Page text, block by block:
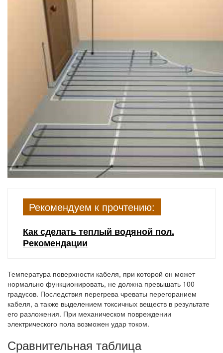
Рекомендуем к прочтению:
Как сделать теплый водяной пол.
Рекомендации
Температура поверхности кабеля, при которой он может
нормально функционировать, не должна превышать 100
градусов. Последствия перегрева чреваты перегоранием
кабеля, а также выделением токсичных веществ в результате
его разложения. При механическом повреждении
электрического пола возможен удар током.
Сравнительная таблица